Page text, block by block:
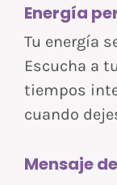
Energía
Tu energía
Escucha a
tiempos
cuando
Mensaje